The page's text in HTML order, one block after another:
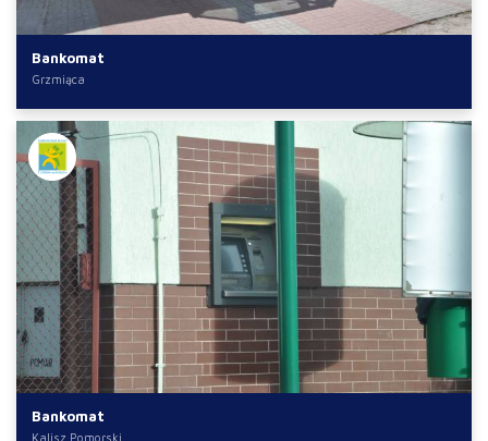
Bankomat
Grzmiąca
Bankomat
Kalisz Pomorski